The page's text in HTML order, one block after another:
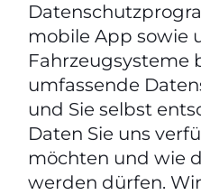
mobile App sowie
Fahrzeugsysteme
umfassende
und Sie selbst
Daten Sie uns
möchten und wie
werden dürfen.